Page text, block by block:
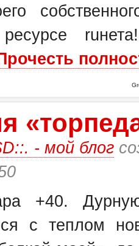
ресурсе
- мой блог
+40.
с теплом